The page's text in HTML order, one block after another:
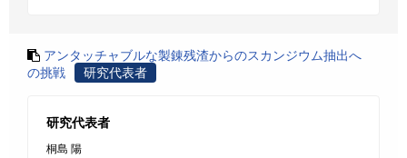
アンタッチャブルな製錬残渣からのスカンジウム抽出へ
の挑戦
研究代表者
研究代表者
桐島 陽